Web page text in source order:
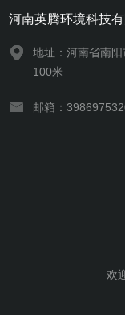
河南英腾环境科技有
地址：河南省南
100米
邮箱：
欢